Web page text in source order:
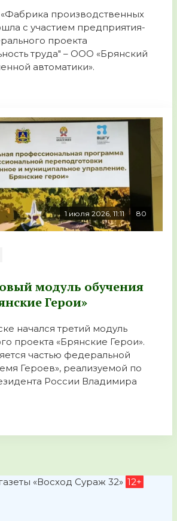
производственных
с участием предприятия-
проекта
труда" – ООО «Брянский
автоматики».
1 июля 2026, 11:11 80
модуль обучения
Герои»
начался третий модуль
проекта «Брянские Герои».
частью федеральной
Героев», реализуемой по
России Владимира
«Восход Сураж 32» 12+